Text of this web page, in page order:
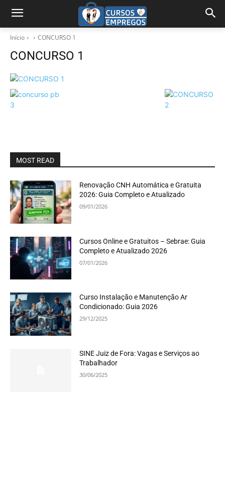
Início CONCURSO 1
CONCURSO 1
MOST READ
Renovação CNH Automática e Gratuita
2026: Guia Completo e Atualizado
09/01/2026
Cursos Online e Gratuitos – Sebrae: Guia
Completo e Atualizado 2026
07/01/2026
Curso Instalação e Manutenção Ar
Condicionado: Guia 2026
29/12/2025
SINE Juiz de Fora: Vagas e Serviços ao
Trabalhador
30/06/2025